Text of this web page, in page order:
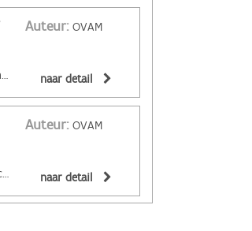
Auteur: OVAM
naar detail
Auteur: OVAM
naar detail